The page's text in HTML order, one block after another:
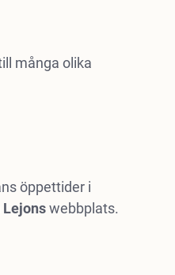
många olika
öppettider i
Lejonswebbplats.